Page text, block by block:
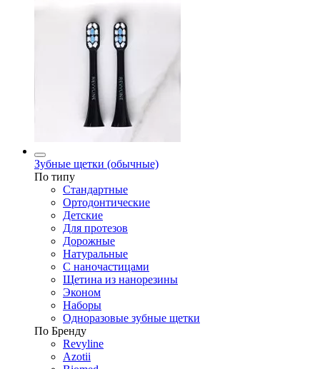
Зубные щетки (обычные)
По типу
Стандартные
Ортодонтические
Детские
Для протезов
Дорожные
Натуральные
С наночастицами
Щетина из нанорезины
Эконом
Наборы
Одноразовые зубные щетки
По Бренду
Revyline
Azotii